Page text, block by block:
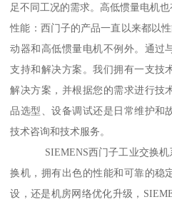
足不同工况的需求。高低惯量电机也
性能：西门子的产品一直以来都以
动器和高低惯量电机不例外。通过
支持和解决方案。我们拥有一支技
解决方案，并根据您的需求进行技
品选型、设备调试还是日常维护和
技术咨询和技术服务。
SIEMENS西门子工业交换机系
换机，拥有出色的性能和可靠的稳
设，还是机房网络优化升级，